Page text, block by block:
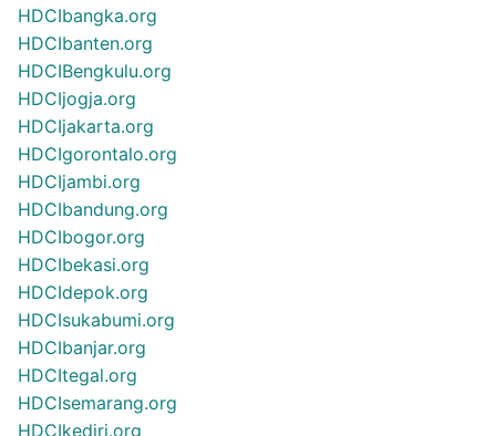
HDCIbangka.org
HDCIbanten.org
HDCIBengkulu.org
HDCIjogja.org
HDCIjakarta.org
HDCIgorontalo.org
HDCIjambi.org
HDCIbandung.org
HDCIbogor.org
HDCIbekasi.org
HDCIdepok.org
HDCIsukabumi.org
HDCIbanjar.org
HDCItegal.org
HDCIsemarang.org
HDCIkediri.org